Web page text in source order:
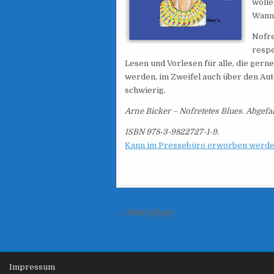
Lesen und Vorlesen für alle, die
werden, im Zweifel auch über den
schwierig.
Arne Bicker – Nofretetes Blues.
ISBN 978-3-9822727-1-9.
Kann im Pressebüro erworben
Beitragsnavigation
← Schräglage
Impressum